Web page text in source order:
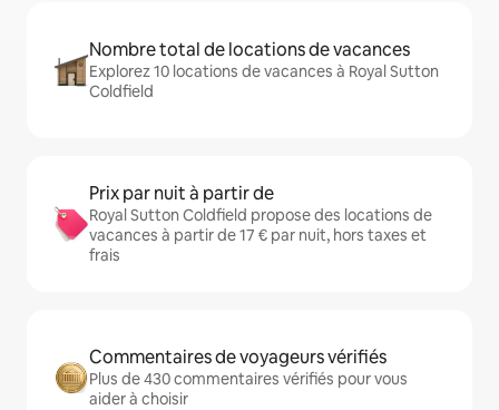
Nombre total de locations de vacances
Explorez 10 locations de vacances à Royal Sutton
Coldfield
Prix par nuit à partir de
Royal Sutton Coldfield propose des locations de
vacances à partir de 17 € par nuit, hors taxes et
frais
Commentaires de voyageurs vérifiés
Plus de 430 commentaires vérifiés pour vous
aider à choisir